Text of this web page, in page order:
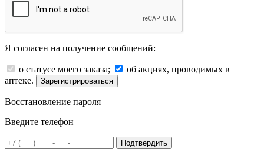
Я согласен на получение сообщений:
о статусе моего заказа;
об акциях, проводимых в
аптеке.
Зарегистрироваться
Восстановление пароля
Введите телефон
Подтвердить